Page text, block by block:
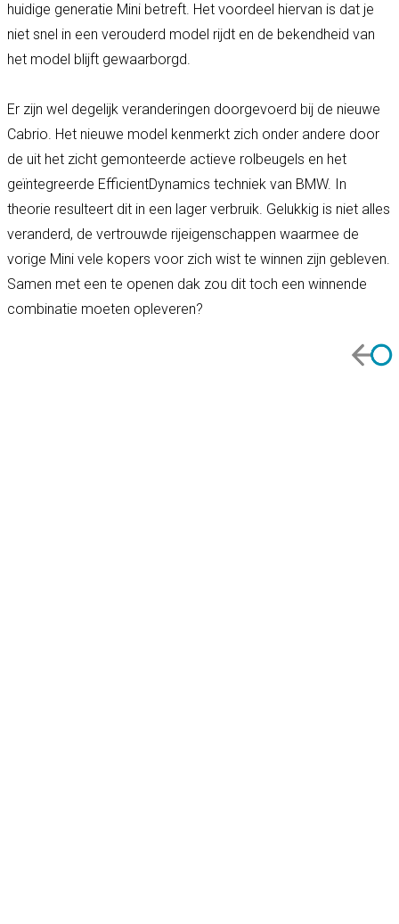
huidige generatie Mini betreft. Het voordeel hiervan is dat je
niet snel in een verouderd model rijdt en de bekendheid van
het model blijft gewaarborgd.
Er zijn wel degelijk veranderingen doorgevoerd bij de nieuwe
Cabrio. Het nieuwe model kenmerkt zich onder andere door
de uit het zicht gemonteerde actieve rolbeugels en het
geïntegreerde EfficientDynamics techniek van BMW. In
theorie resulteert dit in een lager verbruik. Gelukkig is niet alles
veranderd, de vertrouwde rijeigenschappen waarmee de
vorige Mini vele kopers voor zich wist te winnen zijn gebleven.
Samen met een te openen dak zou dit toch een winnende
combinatie moeten opleveren?